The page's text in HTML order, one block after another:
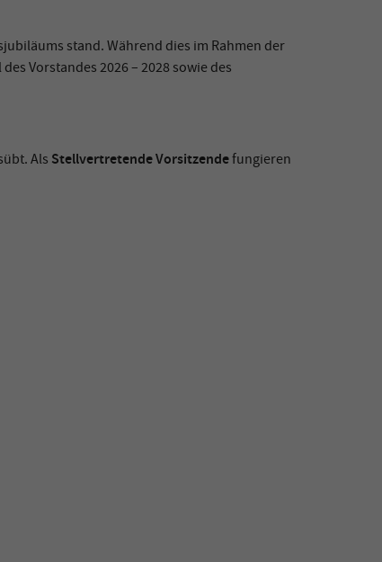
stand. Während dies im Rahmen der
Vorstandes 2026 – 2028 sowie des
Als Stellvertretende Vorsitzendefungieren